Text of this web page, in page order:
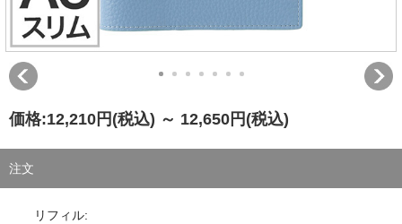
価格:12,210円 (税込) ～ 12,650円 (税込)
注文
リフィル: